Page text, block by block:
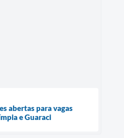
abertas para vagas
e Guaraci